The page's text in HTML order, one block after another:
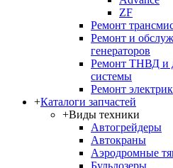
ZF
Ремонт
Ремонт и
генераторов
Ремонт ТНВД и
системы
Ремонт
+Каталоги запчастей
+Виды техники
Автогрейдеры
Автокраны
Аэродромные
Бульдозеры